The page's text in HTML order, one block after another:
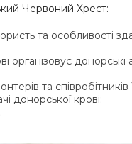
Червоний Хрест:
та особливості
донорські
та
донорської крові;